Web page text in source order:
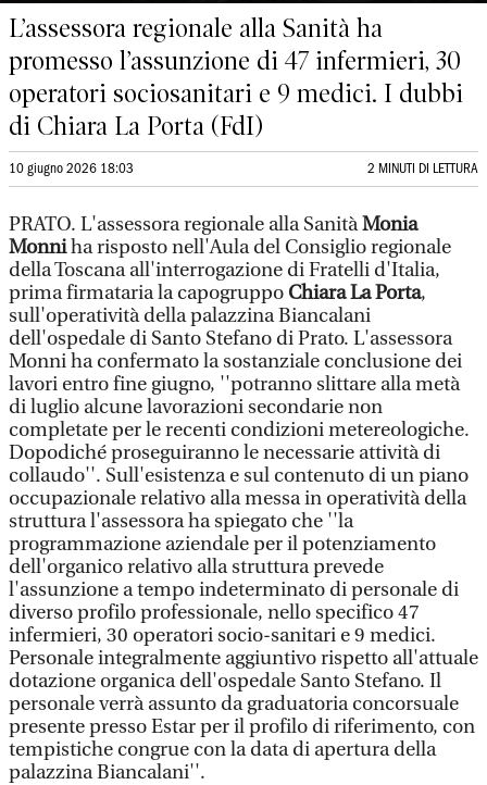
L’assessora regionale alla Sanità ha
promesso l’assunzione di 47 infermieri, 30
operatori sociosanitari e 9 medici. I dubbi
di Chiara La Porta (FdI)
10 giugno 2026 18:03 2 MINUTI DI LETTURA
PRATO. L'assessora regionale alla SanitàMonia
Monniha risposto nell'Aula del Consiglio regionale
della Toscana all'interrogazione di Fratelli d'Italia,
prima firmataria la capogruppo Chiara La Porta,
sull'operatività della palazzina Biancalani
dell'ospedale di Santo Stefano di Prato. L'assessora
Monni ha confermato la sostanziale conclusione dei
lavori entro fine giugno, ''potranno slittare alla metà
di luglio alcune lavorazioni secondarie non
completate per le recenti condizioni metereologiche.
Dopodiché proseguiranno le necessarie attività di
collaudo''. Sull'esistenza e sul contenuto di un piano
occupazionale relativo alla messa in operatività della
struttura l'assessora ha spiegato che ''la
programmazione aziendale per il potenziamento
dell'organico relativo alla struttura prevede
l'assunzione a tempo indeterminato di personale di
diverso profilo professionale, nello specifico 47
infermieri, 30 operatori socio-sanitari e 9 medici.
Personale integralmente aggiuntivo rispetto all'attuale
dotazione organica dell'ospedale Santo Stefano. Il
personale verrà assunto da graduatoria concorsuale
presente presso Estar per il profilo di riferimento, con
tempistiche congrue con la data di apertura della
palazzina Biancalani''.